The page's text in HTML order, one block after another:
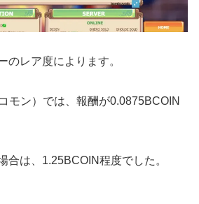
のレア度によります。
モン）では、報酬が0.0875BCOIN
合は、1.25BCOIN程度でした。